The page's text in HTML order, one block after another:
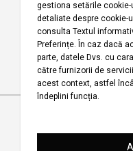
tip cookie
Termeni și
condiții
pentru
campania
Regulament
campanie
promoțională
Termeni
Harta
Drepturi de autor